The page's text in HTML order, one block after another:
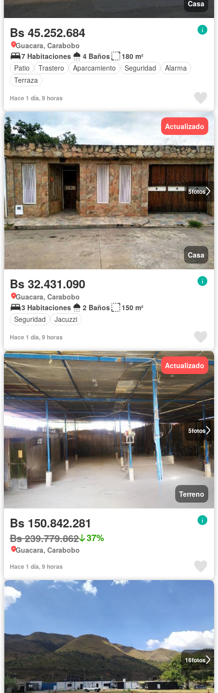
Casa
Bs 45.252.684
Guacara, Carabobo
7 Habitaciones
4 Baños
180 m²
Patio
Trastero Aparcamiento Seguridad
Alarma
Terraza
Hace 1 día, 9 horas
5fotos
Actualizado
Casa
Bs 32.431.090
Guacara, Carabobo
3 Habitaciones
2 Baños
150 m²
Seguridad
Jacuzzi
Hace 1 día, 9 horas
5fotos
Actualizado
Terreno
Bs 150.842.281
Bs 239.779.862 37%
Guacara, Carabobo
Hace 1 día, 9 horas
16fotos